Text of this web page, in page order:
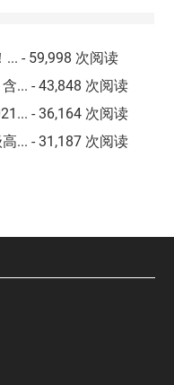
... - 59,998 次阅读
... - 43,848 次阅读
- 36,164 次阅读
... - 31,187 次阅读